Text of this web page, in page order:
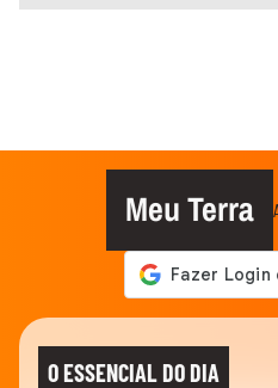
Meu Terra
O ESSENCIAL DO DIA